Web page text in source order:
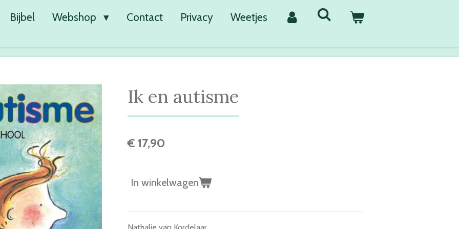
Bijbel Webshop Contact Privacy Weetjes
Ik en autisme
€ 17,90
In winkelwagen